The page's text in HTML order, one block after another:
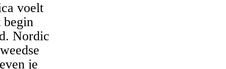
voelt
begin
Nordic
je